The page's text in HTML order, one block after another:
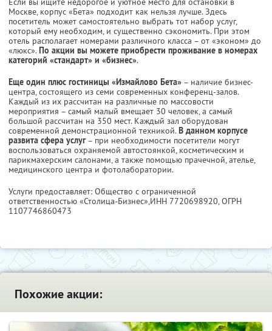
Москве, корпус «Бета» подходит как нельзя лучше. Здесь
посетитель может самостоятельно выбрать тот набор услуг,
который ему необходим, и существенно сэкономить. При этом
отель располагает номерами различного класса – от «эконом» до
«люкс».По акции вы можете приобрести проживание в номерах
категорий «стандарт» и «бизнес».
Еще один плюс гостиницы «Измайлово Бета» – наличие бизнес-
центра, состоящего из семи современных конференц-залов.
Каждый из их рассчитан на различные по массовости
мероприятия – самый малый вмещает 30 человек, а самый
большой рассчитан на 350 мест. Каждый зал оборудован
современной демонстрационной техникой.В данном корпусе
развита сфера услуг– при необходимости посетители могут
воспользоваться охраняемой автостоянкой, косметическим и
парикмахерским салонами, а также помощью прачечной, ателье,
медицинского центра и фотолаборатории.
Услуги предоставляет: Общество с ограниченной
ответственностью «Столица-Бизнес»,ИНН 7720698920, ОГРН
1107746860473
Похожие акции: